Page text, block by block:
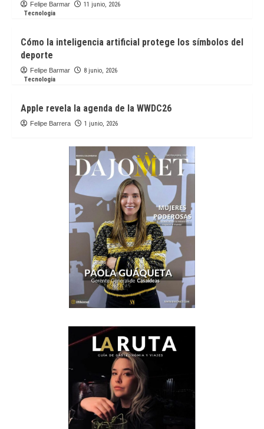
Felipe Barmar
11 junio, 2026
Tecnologia
Cómo la inteligencia artificial protege los símbolos del
deporte
Felipe Barmar
8 junio, 2026
Tecnologia
Apple revela la agenda de la WWDC26
Felipe Barrera 1 junio, 2026